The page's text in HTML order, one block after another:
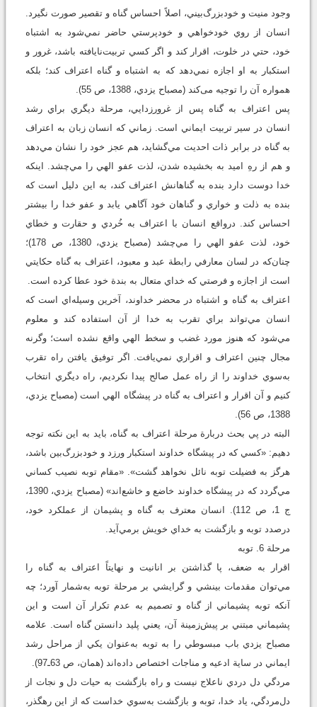
وجود منيت و خودبزرگ‌بيني، اصلاً احساس گناه و تقصير صورت نگيرد.
انسان از روي خودخواهي و خودپرستي حاضر نمي‌شود به اشتباه
خود، حتي در خلوت، اقرار کند و اگر کسي تربيت‌نايافته باشد، غرور و
استکبار به او اجازه نمي‌دهد که به اشتباه و گناه اعتراف کند؛ بلکه
همواره آن را توجيه می‌کند (مصباح يزدي، 1388، ص 55).
پس اعتراف به گناه پس از غرورزدايي، مرحلة ديگري براي رشد
انسان در سير تربيت ايماني است. زماني که انسان زبان به اعتراف
به گناه در برابر ذات احديت مي‌گشايد، هم عجز خود را نشان مي‌دهد
و هم از رهِ اميد به بخشيده شدن، لذت عفو الهي را مي‌چشد. اينکه
خدا دوست دارد بنده به گناهانش اعتراف کند، به اين دليل است که
بنده به ذلت و خواري و گناهان خود آگاهي یابد و عفو خدا را بيشتر
احساس کند. درواقع انسان با اعتراف به خُردي و حقارت و خطاي
خود، لذت عفو الهي را مي‌چشد (مصباح يزدي، 1380، ص 178)؛
چنان‌که در لسان معارفي رابطة عبد و معبود، اعتراف به گناه حکايتي
است از اجازه و فرصتي که خداي متعال به بندة خود عطا کرده است.
اعتراف به گناه و اشتباه در محضر خداوند، آخرين وسيله‌اي است که
انسان مي‌تواند براي تقرب به خدا از آن استفاده کند و معلوم
مي‌شود که هنوز مورد غضب و سخط الهي واقع نشده است؛ وگرنه
مجال چنين اعتراف و اقراري نمي‌يافت. اگر توفيق یافتن راه تقرب
به‌سوي خداوند را از راه عمل صالح پيدا نکرديم، راه ديگري انتخاب
کنیم و آن اقرار و اعتراف به گناه در پيشگاه الهي است (مصباح يزدي،
1388، ص 56).
البته در پي بحث دربارة مرحلة اعتراف به گناه، بايد به اين نکته توجه
دهيم: «کسي که در پيشگاه خداوند استکبار ورزد و خودبزرگ‌بين باشد،
هرگز به فضيلت توبه نائل نخواهد گشت». «مقام توبه نصيب کساني
مي‌گردد که در پيشگاه خداوند خاضع و خاشع‌اند» (مصباح يزدي، 1390،
ج 1، ص 112). انسان معترف به گناه و پشيمان از عملکرد خود،
درصدد توبه و بازگشت به خداي خويش برمي‌آيد.
مرحلة 6. توبه
اقرار به ضعف، پا گذاشتن بر انانيت و نهايتاً اعتراف به گناه را
مي‌توان مقدمات بينشي و گرايشي بر مرحلة توبه به‌شمار آورد؛ چه
آنکه توبه پشيماني از گناه و تصميم به عدم تکرار آن است و اين
پشيماني مبتني بر پيش‌زمينة آن، يعني پليد دانستن گناه است. علامه
مصباح يزدي باب مبسوطي را به توبه به‌عنوان يکي از مراحل رشد
ايماني در ساية ادعيه و مناجات اختصاص داده‌اند (همان، ص 63ـ97).
مردگي دل دردي ناعلاج نيست و راه بازگشت به حيات دل و نجات از
دل‌مردگي، ياد خدا، توبه و بازگشت به‌سوي خداست که از اين رهگذر،